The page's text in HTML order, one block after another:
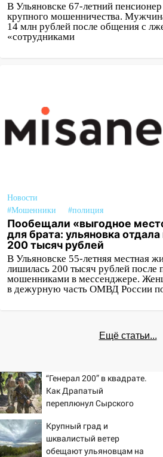
В Ульяновске 67-летний
крупного мошенничества.
14 млн рублей после общения с
«сотрудниками
Новости
#Мошенники
#полиция
Пообещали «выгодное
для брата: ульяновка
200 тысяч рублей
В Ульяновске 55-летняя местная
лишилась 200 тысяч рублей после
мошенниками в мессенджере.
в дежурную часть ОМВД России
Ещё статьи...
“Генерал 200” в квадрате.
Как Драпатый
переплюнул Сырского
Крупный град и
шквалистый ветер
обещают ульяновцам на